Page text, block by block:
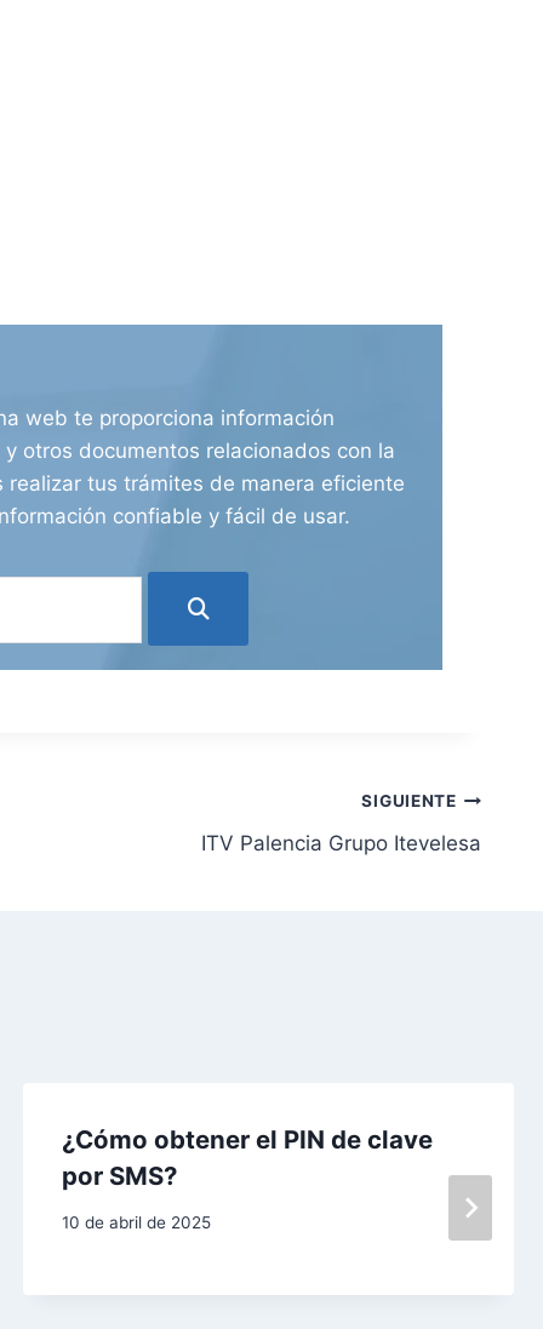
web te proporciona información
otros documentos relacionados con la
tus trámites de manera eficiente
confiable y fácil de usar.
SIGUIENTE
ITV Palencia Grupo Itevelesa
¿Cómo obtener el PIN de clave
por SMS?
10 de abril de 2025